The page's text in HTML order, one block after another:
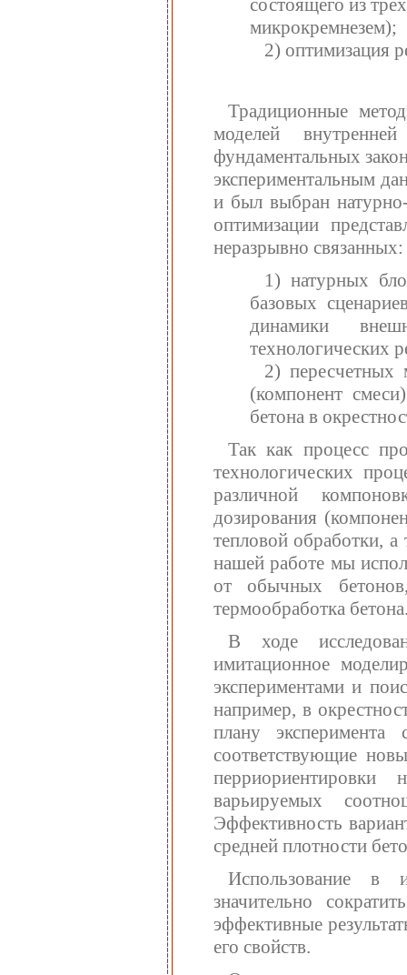
микрокремнезем);
2) оптимизация
Традиционные
моделей
фундаментальных
экспериментальным
и был выбран
оптимизации
неразрывно связанных:
1) натурных
базовых
динамики
технологических
2) пересчетных
(компонент
бетона в
Так как процесс
технологических
различной
дозирования
тепловой обработки,
нашей работе мы
от обычных
термообработка
В ходе
имитационное
экспериментами и
например, в
плану эксперимента
соответствующие
варьируемых
Эффективность
средней плотности
Использование в
значительно
эффективные
его свойств.